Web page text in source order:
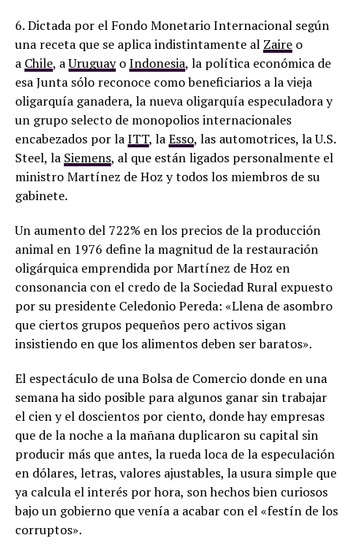
6. Dictada por el Fondo Monetario Internacional según
una receta que se aplica indistintamente al Zaireo
a Chile, aUruguayoIndonesia, la política económica de
esa Junta sólo reconoce como beneficiarios a la vieja
oligarquía ganadera, la nueva oligarquía especuladora y
un grupo selecto de monopolios internacionales
encabezados por laITT, laEsso, las automotrices, la U.S.
Steel, la Siemens, al que están ligados personalmente el
ministro Martínez de Hoz y todos los miembros de su
gabinete.
Un aumento del 722% en los precios de la producción
animal en 1976 define la magnitud de la restauración
oligárquica emprendida por Martínez de Hoz en
consonancia con el credo de la Sociedad Rural expuesto
por su presidente Celedonio Pereda: «Llena de asombro
que ciertos grupos pequeños pero activos sigan
insistiendo en que los alimentos deben ser baratos».
El espectáculo de una Bolsa de Comercio donde en una
semana ha sido posible para algunos ganar sin trabajar
el cien y el doscientos por ciento, donde hay empresas
que de la noche a la mañana duplicaron su capital sin
producir más que antes, la rueda loca de la especulación
en dólares, letras, valores ajustables, la usura simple que
ya calcula el interés por hora, son hechos bien curiosos
bajo un gobierno que venía a acabar con el «festín de los
corruptos».